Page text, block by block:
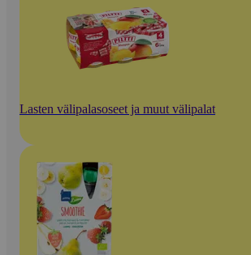
Lasten välipalasoseet ja muut välipalat